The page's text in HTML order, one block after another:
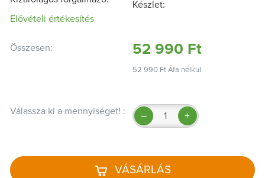
Készlet:
Elővételi értékesítés
Összesen: 52 990 Ft
52 990 Ft Áfa nélkül
Válassza ki a mennyiséget! : – +
VÁSÁRLÁS